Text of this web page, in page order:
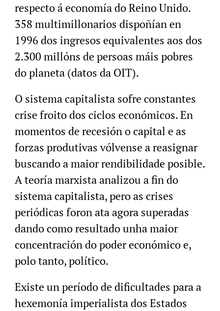
respecto á economía do Reino Unido.
358 multimillonarios dispoñían en
1996 dos ingresos equivalentes aos dos
2.300 millóns de persoas máis pobres
do planeta (datos da OIT).
O sistema capitalista sofre constantes
crise froito dos ciclos económicos. En
momentos de recesión o capital e as
forzas produtivas vólvense a reasignar
buscando a maior rendibilidade posible.
A teoría marxista analizou a fin do
sistema capitalista, pero as crises
periódicas foron ata agora superadas
dando como resultado unha maior
concentración do poder económico e,
polo tanto, político.
Existe un período de dificultades para a
hexemonía imperialista dos Estados